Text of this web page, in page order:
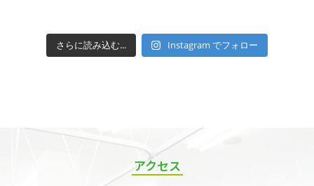
さらに読み込む... Instagram でフォロー
アクセス